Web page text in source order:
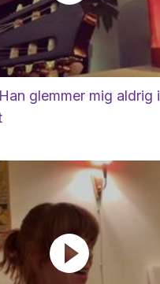
glemmer mig aldrig i